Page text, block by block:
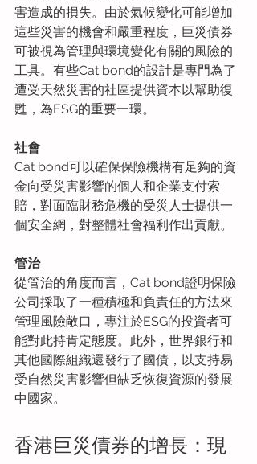
害造成的損失。由於氣候變化可能增加
這些災害的機會和嚴重程度，巨災債券
可被視為管理與環境變化有關的風險的
工具。有些Cat bond的設計是專門為了
遭受天然災害的社區提供資本以幫助復
甦，為ESG的重要一環。
社會
Cat bond可以確保保險機構有足夠的資
金向受災害影響的個人和企業支付索
賠，對面臨財務危機的受災人士提供一
個安全網，對整體社會福利作出貢獻。
管治
從管治的角度而言，Cat bond證明保險
公司採取了一種積極和負責任的方法來
管理風險敞口，專注於ESG的投資者可
能對此持肯定態度。此外，世界銀行和
其他國際組織還發行了國債，以支持易
受自然災害影響但缺乏恢復資源的發展
中國家。
香港巨災債券的增長：現